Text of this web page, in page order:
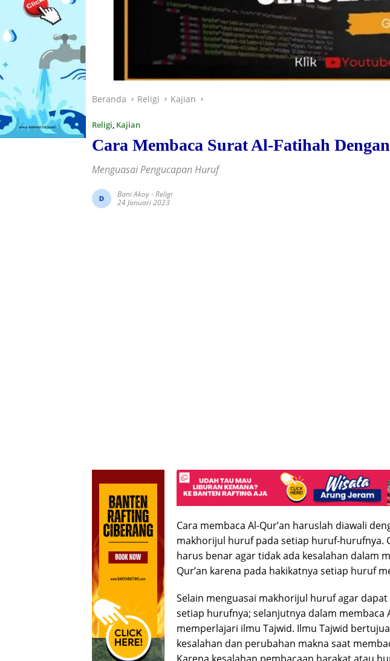
Beranda Religi Kajian
Religi, Kajian
Cara Membaca Surat Al-Fatihah
Menguasai Pengucapan Huruf
Bani Akoy-Religi
24 Januari 2023
Cara membaca Al-Qur’an haruslah diawali
makhorijul huruf pada setiap huruf-hurufnya.
harus benar agar tidak ada kesalahan dalam
Qur’an karena pada hakikatnya setiap huruf
Selain menguasai makhorijul huruf agar
setiap hurufnya; selanjutnya dalam membaca
memperlajari ilmu Tajwid. Ilmu Tajwid
kesalahan dan perubahan makna saat